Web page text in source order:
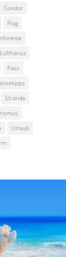
Condor
Flug
Lufthansa
Pass
Strände
Urlaub